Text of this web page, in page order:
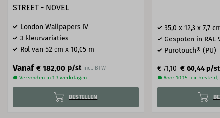
STREET - NOVEL
London Wallpapers IV
3 kleurvariaties
Rol van 52 cm x 10,05 m
Vanaf € 182,00 p/st incl. BTW
● Verzonden in 1-3 werkdagen
BESTELLEN
35,0 x 12,3 x 7,7
Gespoten in RAL
Purotouch® (PU)
€ 71,10 € 60,44p/st
● Voor 10.15 uur